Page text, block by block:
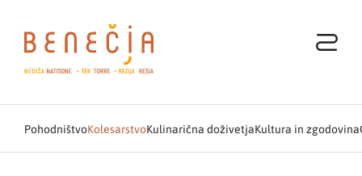
PohodništvoKolesarstvoKulinarična doživetjaKultura in zgodovina